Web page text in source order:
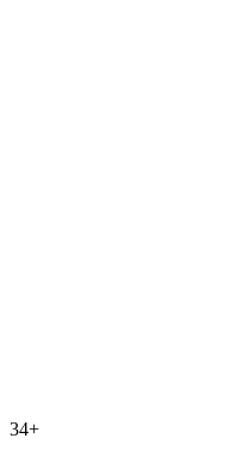
34+